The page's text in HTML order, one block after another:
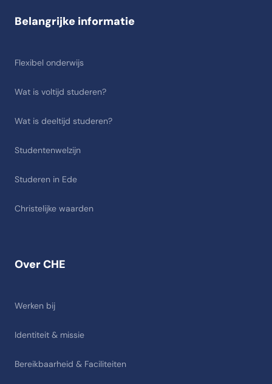
Over CHE
Werken bij
Identiteit & missie
Bereikbaarheid & Faciliteiten
Belangrijke informatie
Flexibel onderwijs
Wat is voltijd studeren?
Wat is deeltijd studeren?
Studentenwelzijn
Studeren in Ede
Christelijke waarden